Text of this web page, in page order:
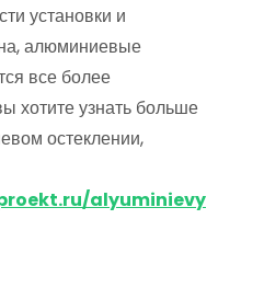
установки и
алюминиевые
все более
хотите узнать больше
остеклении,
alyuminievy